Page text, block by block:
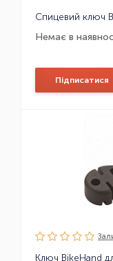
Спицевий ключ
Немає в
Підписатися
Ключ BikeHand